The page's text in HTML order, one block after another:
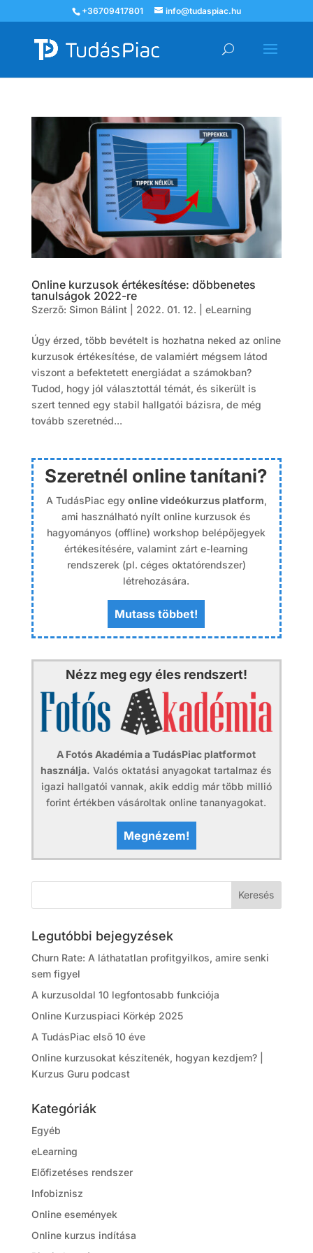
+36709417801 info@tudaspiac.hu
Online kurzusok értékesítése: döbbenetes
tanulságok 2022-re
Szerző: Simon Bálint| 2022. 01. 12. eLearning
Úgy érzed, több bevételt is hozhatna neked az online
kurzusok értékesítése, de valamiért mégsem látod
viszont a befektetett energiádat a számokban?
Tudod, hogy jól választottál témát, és sikerült is
szert tenned egy stabil hallgatói bázisra, de még
tovább szeretnéd...
Szeretnél online tanítani?
A TudásPiac egy online videókurzus platform,
ami használható nyílt online kurzusok és
hagyományos (offline) workshop belépőjegyek
értékesítésére, valamint zárt e-learning
rendszerek (pl. céges oktatórendszer)
létrehozására.
Mutass többet!
Nézz meg egy éles rendszert!
A Fotós Akadémia a TudásPiac platformot
használja. Valós oktatási anyagokat tartalmaz és
igazi hallgatói vannak, akik eddig már több millió
forint értékben vásároltak online tananyagokat.
Megnézem!
Legutóbbi bejegyzések
Churn Rate: A láthatatlan profitgyilkos, amire senki
sem figyel
A kurzusoldal 10 legfontosabb funkciója
Online Kurzuspiaci Körkép 2025
A TudásPiac első 10 éve
Online kurzusokat készítenék, hogyan kezdjem? |
Kurzus Guru podcast
Kategóriák
Egyéb
eLearning
Előfizetéses rendszer
Infobiznisz
Online események
Online kurzus indítása